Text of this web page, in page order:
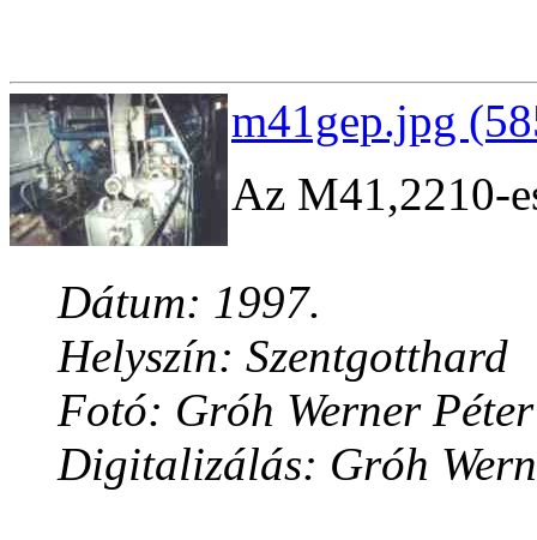
m41gep.jpg
Az M41,2210-
Dátum: 1997.
Helyszín: Szentgotthard
Fotó: Gróh Werner Péter
Digitalizálás: Gróh